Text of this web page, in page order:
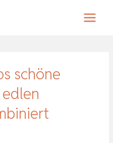
schöne